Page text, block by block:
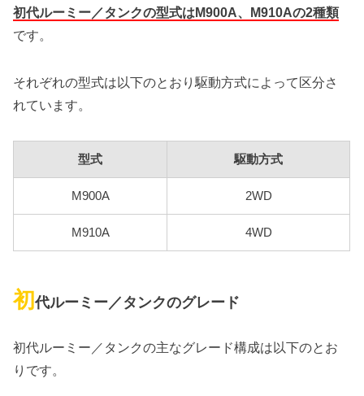
初代ルーミー／タンクの型式はM900A、M910Aの2種類
です。
それぞれの型式は以下のとおり駆動方式によって区分さ
れています。
型式 駆動方式
M900A 2WD
M910A 4WD
初代ルーミー／タンクのグレード
初代ルーミー／タンクの主なグレード構成は以下のとお
りです。